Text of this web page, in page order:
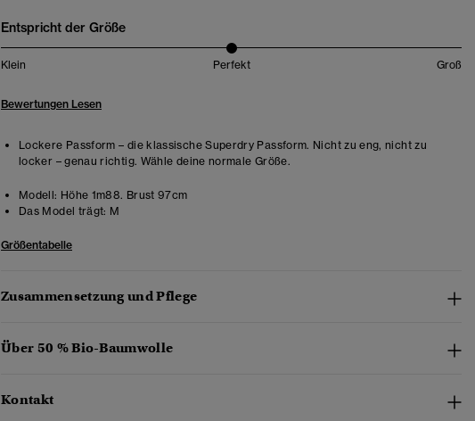
Entspricht der Größe
Klein Perfekt Groß
Bewertungen Lesen
Lockere Passform – die klassische Superdry Passform. Nicht zu eng, nicht zu
locker – genau richtig. Wähle deine normale Größe.
Modell: Höhe 1m88. Brust 97cm
Das Model trägt: M
Größentabelle
Zusammensetzung und Pflege
Über 50 % Bio-Baumwolle
Kontakt